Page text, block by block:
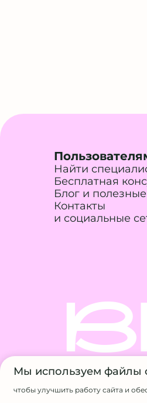
Найти
Бесплатная
Блог и
Контакты
и социальные
© 2026
Мы используем файлы
чтобы улучшить работу сайта и